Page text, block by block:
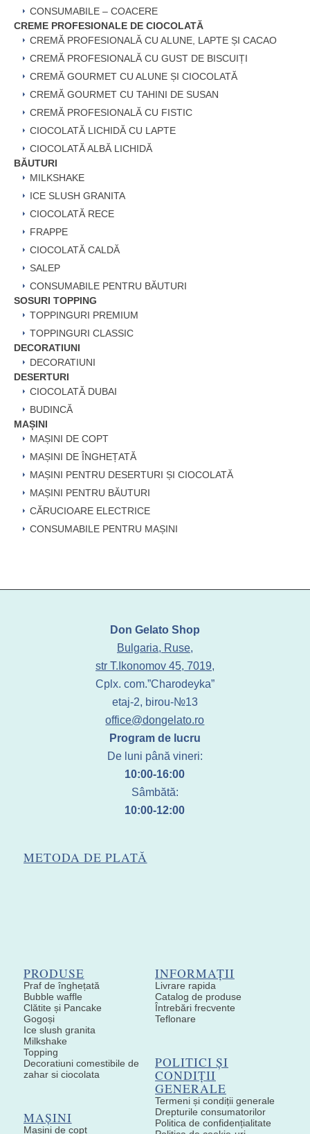
CONSUMABILE – COACERE
CREME PROFESIONALE DE CIOCOLATĂ
CREMĂ PROFESIONALĂ CU ALUNE, LAPTE ȘI CACAO
CREMĂ PROFESIONALĂ CU GUST DE BISCUIȚI
CREMĂ GOURMET CU ALUNE ȘI CIOCOLATĂ
CREMĂ GOURMET CU TAHINI DE SUSAN
CREMĂ PROFESIONALĂ CU FISTIC
CIOCOLATĂ LICHIDĂ CU LAPTE
CIOCOLATĂ ALBĂ LICHIDĂ
BĂUTURI
MILKSHAKE
ICE SLUSH GRANITA
CIOCOLATĂ RECE
FRAPPE
CIOCOLATĂ CALDĂ
SALEP
CONSUMABILE PENTRU BĂUTURI
SOSURI TOPPING
TOPPINGURI PREMIUM
TOPPINGURI CLASSIC
DECORATIUNI
DECORATIUNI
DESERTURI
CIOCOLATĂ DUBAI
BUDINCĂ
MAȘINI
MAȘINI DE COPT
MAȘINI DE ÎNGHEȚATĂ
MAȘINI PENTRU DESERTURI ȘI CIOCOLATĂ
MAȘINI PENTRU BĂUTURI
CĂRUCIOARE ELECTRICE
CONSUMABILE PENTRU MAȘINI
Don Gelato Shop
Bulgaria, Ruse,
str T.Ikonomov 45, 7019,
Cplx. com.”Charodeyka”
etaj-2, birou-№13
office@dongelato.ro
Program de lucru
De luni până vineri:
10:00-16:00
Sâmbătă:
10:00-12:00
METODA DE PLATĂ
PRODUSE
Praf de înghețată
Bubble waffle
Clătite și Pancake
Gogoși
Ice slush granita
Milkshake
Topping
Decoratiuni comestibile de
zahar si ciocolata
MAȘINI
Mașini de copt
INFORMAȚII
Livrare rapida
Catalog de produse
Întrebări frecvente
Teflonare
POLITICI ȘI
CONDIȚII
GENERALE
Termeni și condiții generale
Drepturile consumatorilor
Politica de confidențialitate